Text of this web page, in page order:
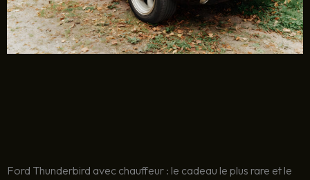
Ford Thunderbird avec chauffeur : le cadeau le plus rare et le